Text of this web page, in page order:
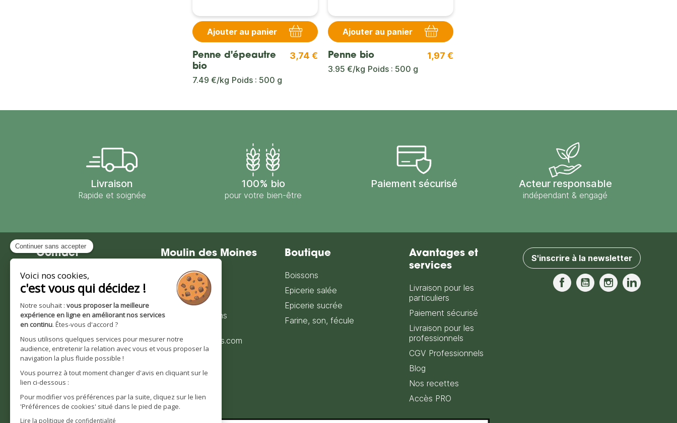
Ajouter au panier
Penne d'épeautre
bio
3,74 €
7.49 €/kg Poids : 500 g
Ajouter au panier
Penne bio 1,97 €
3.95 €/kg Poids : 500 g
Livraison
Rapide et soignée
100% bio
pour votre bien-être
Paiement sécurisé Acteur responsable
indépendant & engagé
Contact
Moulin des Moines
101 route de Wingersheim
67170 Krautwiller
0390291193
Nous contacter
Horaires d'ouverture :
Lundi - Vendredi
8h30 à 12h | 14h à 16h30
Moulin des Moines
Notre société
Nos valeurs et
engagements
Nos certifications
moulindesmoines.com
Notre histoire
Boutique
Boissons
Epicerie salée
Epicerie sucrée
Farine, son, fécule
Avantages et
services
Livraison pour les
particuliers
Paiement sécurisé
Livraison pour les
professionnels
CGV Professionnels
Blog
Nos recettes
Accès PRO
S'inscrire à la newsletter